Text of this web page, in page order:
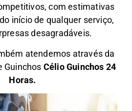
com estimativas
início de qualquer serviço,
desagradáveis.
atendemos através da
Guinchos Célio Guinchos 24
Horas.